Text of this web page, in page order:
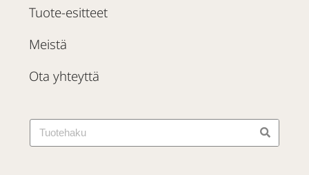
Tuote-esitteet
Meistä
Ota yhteyttä